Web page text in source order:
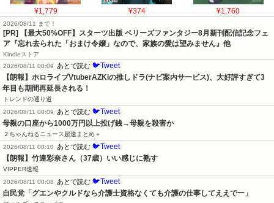
¥1,779 ¥374 ¥1,760
2026/08/11 まで！
[PR] 【最大50%OFF】スターツ出版 ベリーズファンタジー8月新刊配信記念フェ
ア『忘れ去られた「おまけ令嬢」なので、家族の愛は望みません』他
Kindleストア
2026/08/11 00:09
あとで読む 🐦Tweet
【朗報】ホロライブVtuberAZKiの推しドラ(ナビ案内サービス)、大好評すぎて3
年目も期間再延長される！
トレンドの通り道
2026/08/11 00:09
あとで読む 🐦Tweet
母親の口座から1000万円以上投げ銭→母親を殺害か
２ちゃんねるニュース超速まとめ＋
2026/08/11 00:10
あとで読む 🐦Tweet
【朗報】竹達彩奈さん（37歳）いい感じに熟す
VIPPER速報
2026/08/11 00:08
あとで読む 🐦Tweet
自民党「グエンやクルドなら介護士資格なくても介護の仕事してええでー」